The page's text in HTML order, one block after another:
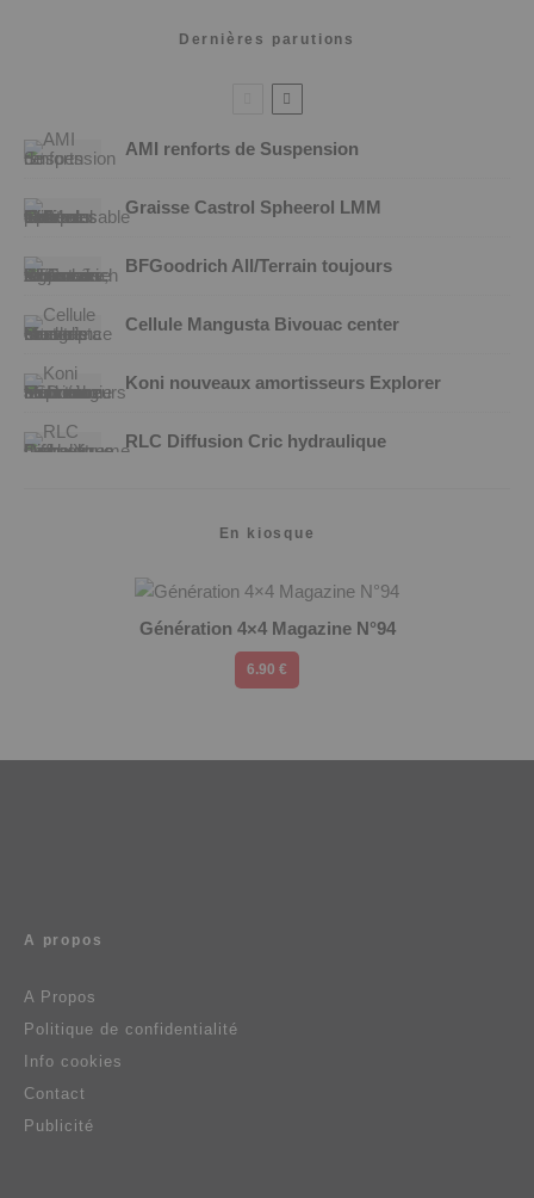
Dernières parutions
AMI renforts de Suspension
Graisse Castrol Spheerol LMM
BFGoodrich All/Terrain toujours
Cellule Mangusta Bivouac center
Koni nouveaux amortisseurs Explorer
RLC Diffusion Cric hydraulique
En kiosque
Génération 4×4 Magazine N°94
6.90 €
A propos
A Propos
Politique de confidentialité
Info cookies
Contact
Publicité